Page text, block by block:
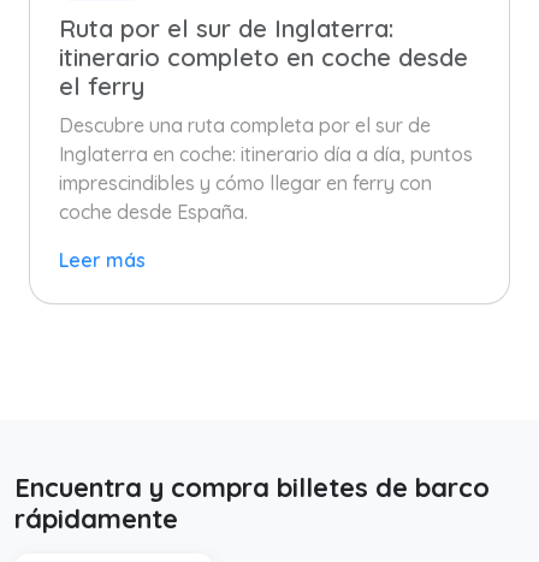
Ruta por el sur de Inglaterra:
itinerario completo en coche desde
el ferry
Descubre una ruta completa por el sur de
Inglaterra en coche: itinerario día a día, puntos
imprescindibles y cómo llegar en ferry con
coche desde España.
Leer más
Encuentra y compra billetes de barco
rápidamente